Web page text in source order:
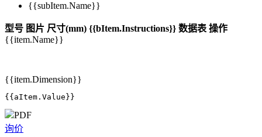
{{subItem.Name}}
型号 图片 尺寸(mm) {{bItem.Instructions}} 数据表 操作
{{item.Name}}
{{item.Dimension}}
{{aItem.Value}}
PDF
询价